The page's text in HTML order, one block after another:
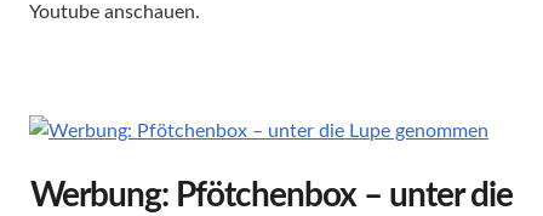
Youtube anschauen.
Werbung: Pfötchenbox – unter die